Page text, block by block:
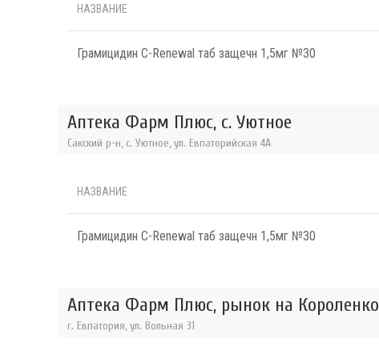
НАЗВАНИЕ
Грамицидин С-Renewal таб защечн 1,5мг №30
Аптека Фарм Плюс, с. Уютное
Сакский р-н, с. Уютное, ул. Евпаторийская 4А
НАЗВАНИЕ
Грамицидин С-Renewal таб защечн 1,5мг №30
Аптека Фарм Плюс, рынок на Короленко
г. Евпатория, ул. Вольная 31